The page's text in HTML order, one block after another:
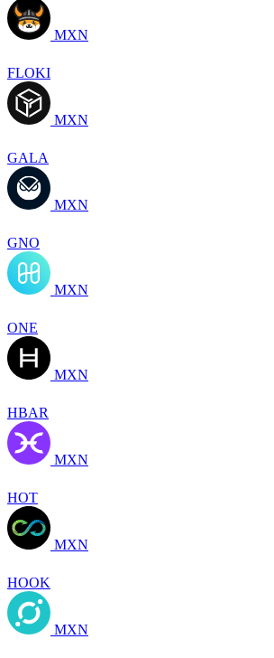
MXN
FLOKI
MXN
GALA
MXN
GNO
MXN
ONE
MXN
HBAR
MXN
HOT
MXN
HOOK
MXN